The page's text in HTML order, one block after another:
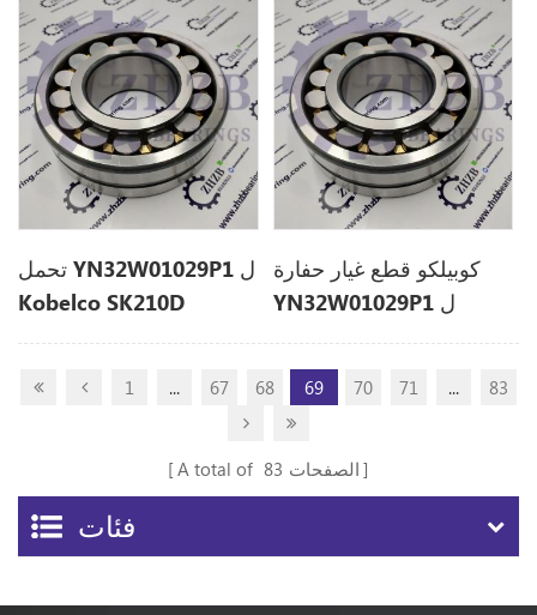
SK210D
تحمل YN32W01029P1 ل
Kobelco SK210D
كوبيلكو قطع غيار حفارة
YN32W01029P1 ل
SK210D
1 ... 67 68 69 70 71 ... 83
A total of 83 الصفحات
فئات